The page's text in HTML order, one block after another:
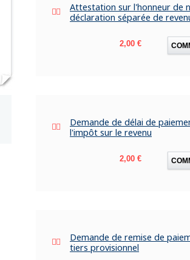
Attestation sur l'honneur de
déclaration séparée de
Prix
2,00 €
Demande de délai de
l'impôt sur le revenu
Prix
2,00 €
Demande de remise de
tiers provisionnel